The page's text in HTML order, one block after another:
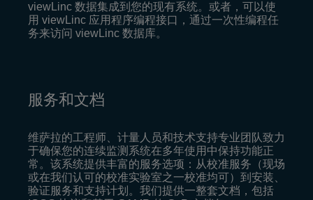
viewLinc 数据集成到您的现有系统。或者，可以使
用 viewLinc 应用程序编程接口，通过一次性编程任
务来访问 viewLinc 数据库。
服务和文档
维萨拉的工程师、计量人员和技术支持专业团队致力
于确保您的连续监测系统在多年使用中保持功能正
常。该系统提供丰富的服务选项：从校准服务（现场
或在我们认可的校准实验室之一校准均可）到安装、
验证服务和支持计划。我们提供一整套文档，包括